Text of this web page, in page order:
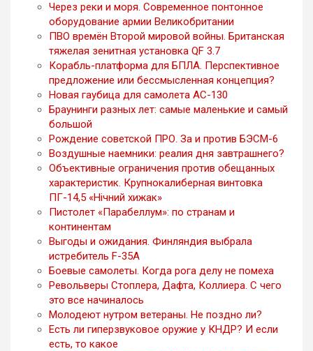
Через реки и моря. Современное понтонное
оборудование армии Великобритании
ПВО времён Второй мировой войны. Британская
тяжелая зенитная установка QF 3.7
Корабль-платформа для БПЛА. Перспективное
предложение или бессмысленная концепция?
Новая гаубица для самолета AC-130
Браунинги разных лет: самые маленькие и самый
большой
Рождение советской ПРО. За и против БЭСМ-6
Воздушные наемники: реалия дня завтрашнего?
Объективные ограничения против обещанных
характеристик. Крупнокалиберная винтовка
ПГ-14,5 «Нічний хижак»
Пистолет «Парабеллум»: по странам и
континентам
Выгоды и ожидания. Финляндия выбрала
истребитель F-35A
Боевые самолеты. Когда рога делу не помеха
Револьверы Стоплера, Дафта, Коллиера. С чего
это все начиналось
Молодеют нутром ветераны. Не поздно ли?
Есть ли гиперзвуковое оружие у КНДР? И если
есть, то какое